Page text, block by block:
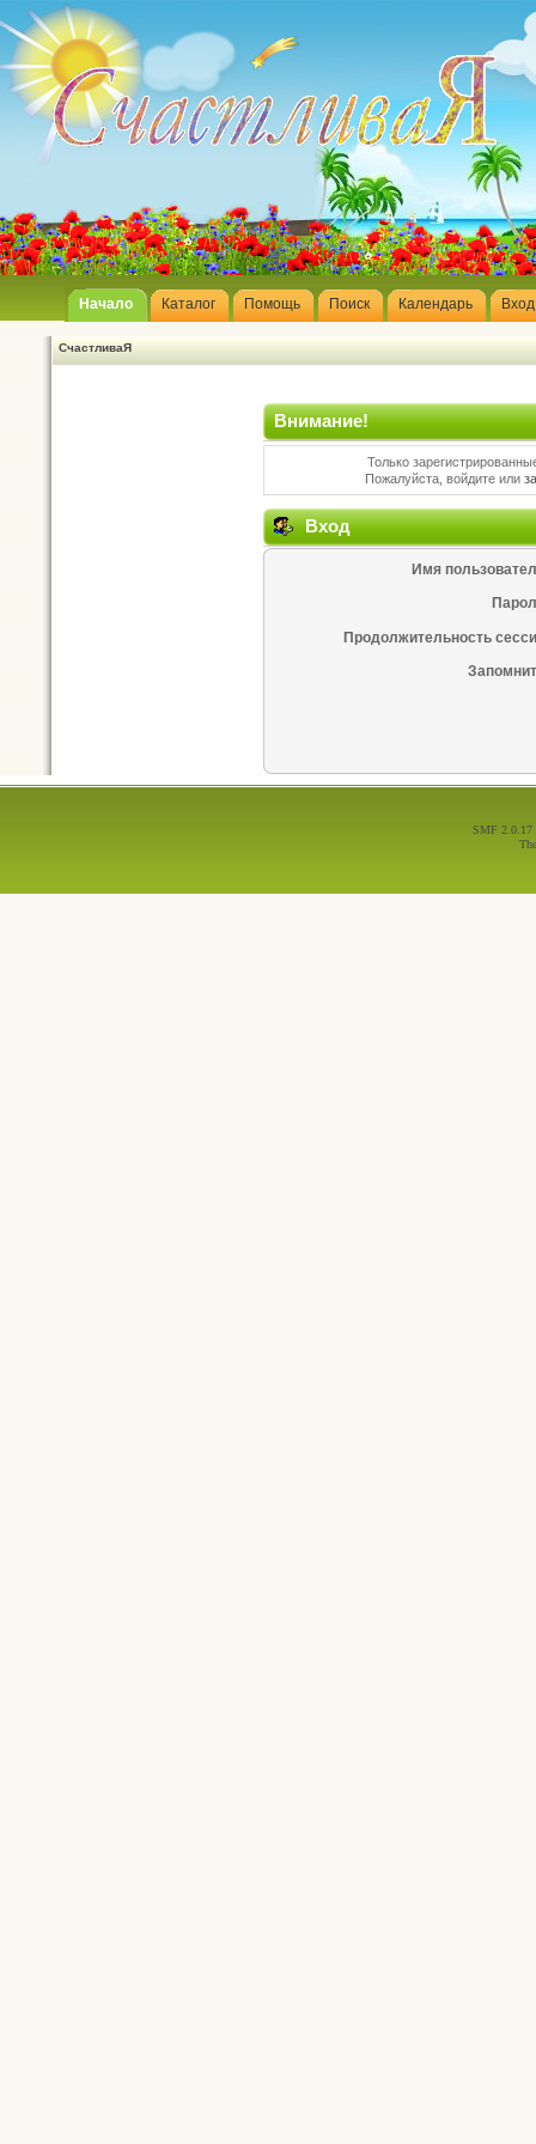
Начало Каталог Помощь Поиск Календарь Вход
СчастливаЯ
Внимание!
Только
Пожалуйста, войдите или
Вход
Имя
Продолжительность
SMF 2.0.17